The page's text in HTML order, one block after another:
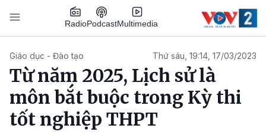
Nhảy đến nội dung
RadioPodcastMultimedia
Giáo dục - Đào tạo Thứ sáu, 19:14, 17/03/2023
Từ năm 2025, Lịch sử là
môn bắt buộc trong Kỳ thi
tốt nghiệp THPT